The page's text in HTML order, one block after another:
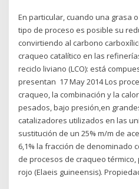
En particular, cuando una grasa
tipo de proceso es posible su
convirtiendo al carbono
craqueo catalítico en las
reciclo liviano (LCO): está
presentan 17 May 2014 Los
craqueo, la combinación y la
pesados, bajo presión,en
catalizadores utilizados en las
sustitución de un 25% m/m de
6,1% la fracción de denominado
de procesos de craqueo
rojo (Elaeis guineensis).